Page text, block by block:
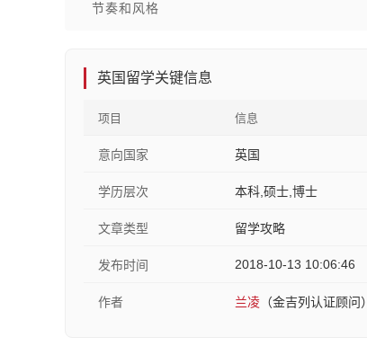
节奏和风格
英国留学关键信息
项目 信息
意向国家 英国
学历层次 本科,硕士,博士
文章类型 留学攻略
发布时间 2018-10-13 10:06:46
作者 兰凌 （金吉列认证顾问）